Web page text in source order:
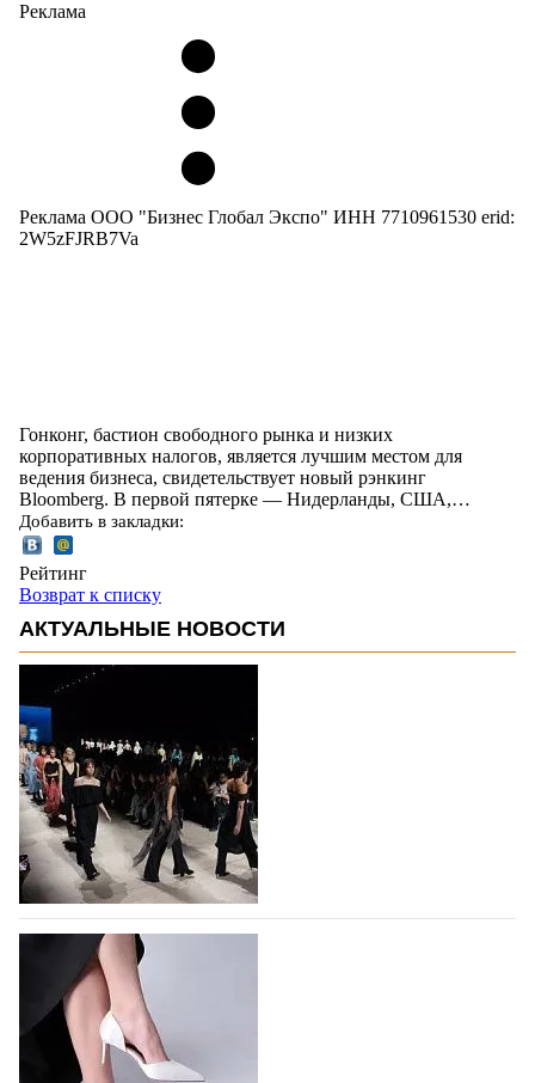
Реклама
Реклама ООО "Бизнес Глобал Экспо" ИНН 7710961530 erid:
2W5zFJRB7Va
Гонконг, бастион свободного рынка и низких
корпоративных налогов, является лучшим местом для
ведения бизнеса, свидетельствует новый рэнкинг
Bloomberg. В первой пятерке — Нидерланды, США,…
Добавить в закладки:
Рейтинг
Возврат к списку
АКТУАЛЬНЫЕ НОВОСТИ
На участие в Московской неделе моды
подано 1047 заявок
На участие в седьмой Московской неделе моды,
которая пройдет в российской столице с 26 сентября